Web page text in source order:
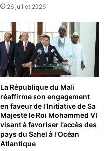
26 juillet 2026
La République du Mali
réaffirme son engagement
en faveur de l’Initiative de Sa
Majesté le Roi Mohammed VI
visant à favoriser l’accès des
pays du Sahel à l’Océan
Atlantique